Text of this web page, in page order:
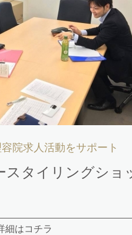
院求人活動をサポート
スタイリングショ
細はコチラ